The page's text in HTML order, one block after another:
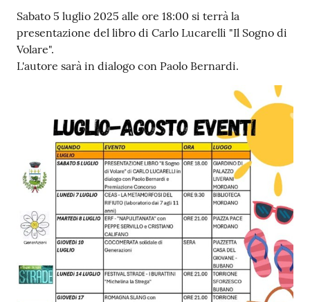
line
Tutti
gli
Sabato 5 luglio 2025 alle ore 18:00 si terrà la
presentazione del libro di Carlo Lucarelli "Il Sogno di
Volare".
L'autore sarà in dialogo con Paolo Bernardi.